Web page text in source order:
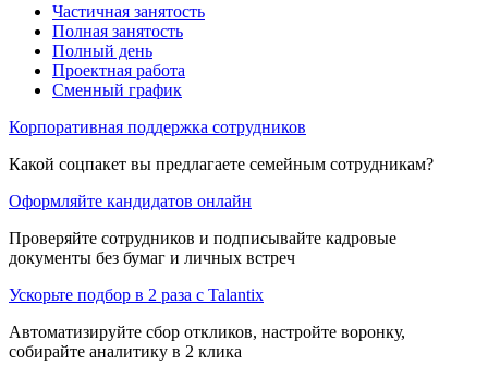
Частичная занятость
Полная занятость
Полный день
Проектная работа
Сменный график
Корпоративная поддержка сотрудников
Какой соцпакет вы предлагаете семейным сотрудникам?
Оформляйте кандидатов онлайн
Проверяйте сотрудников и подписывайте кадровые
документы без бумаг и личных встреч
Ускорьте подбор в 2 раза с Talantix
Автоматизируйте сбор откликов, настройте воронку,
собирайте аналитику в 2 клика